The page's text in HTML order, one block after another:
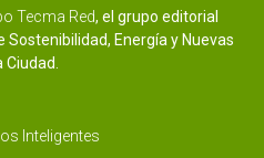
Tecma Red, el grupo editorial
Energía y Nuevas
Inteligentes